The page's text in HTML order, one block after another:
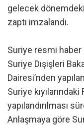
gelecek
zaptı imzalandı.
Suriye resmi haber
Suriye Dışişleri
Dairesi’nden
Suriye
yapılandırılması
Anlaşmaya göre